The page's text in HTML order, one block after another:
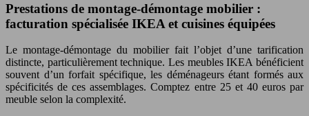
Prestations de montage-démontage mobilier :
facturation spécialisée IKEA et cuisines équipées
Le montage-démontage du mobilier fait l’objet d’une tarification
distincte, particulièrement technique. Les meubles IKEA bénéficient
souvent d’un forfait spécifique, les déménageurs étant formés aux
spécificités de ces assemblages. Comptez entre 25 et 40 euros par
meuble selon la complexité.